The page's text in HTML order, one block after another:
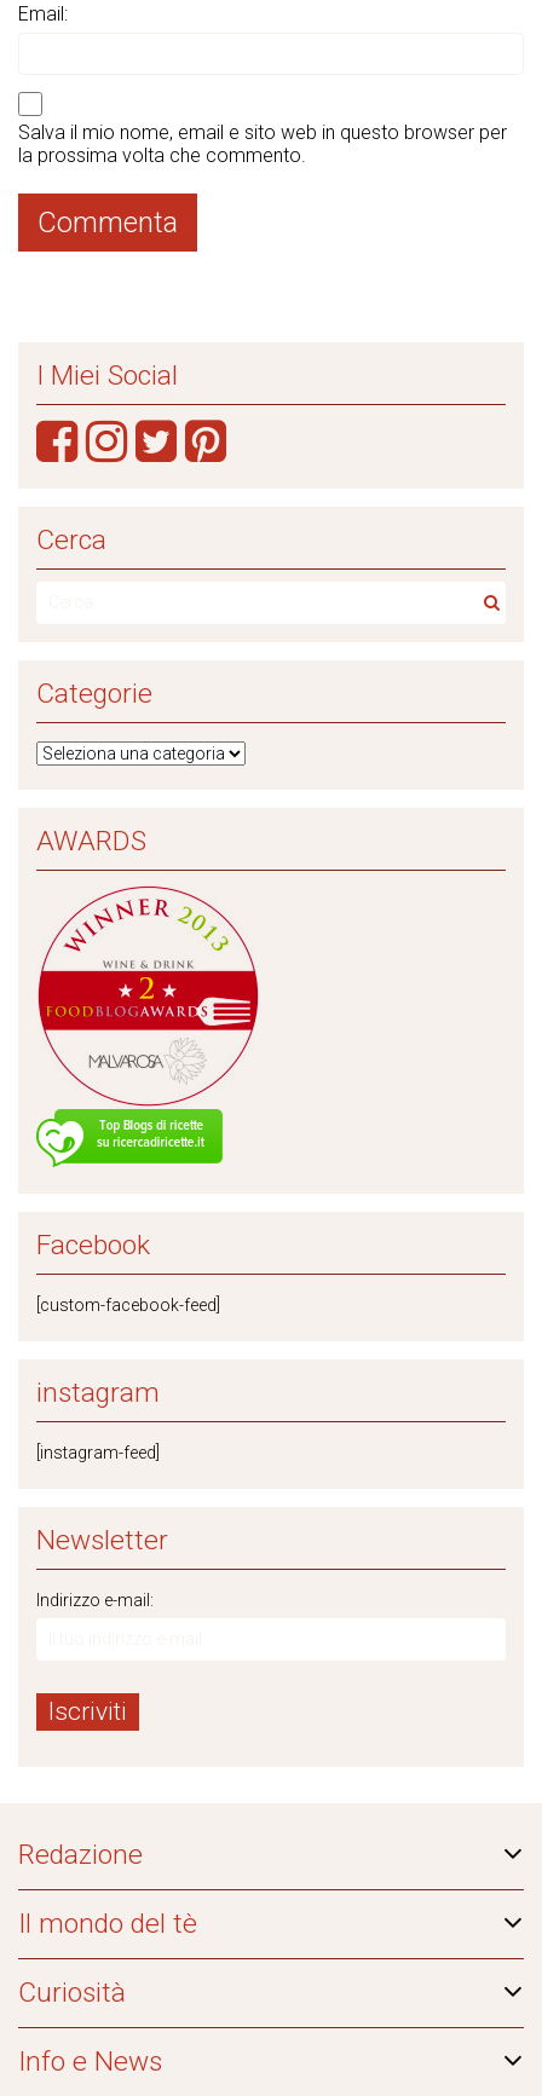
Email:
Salva il mio nome, email e sito web in questo browser per
la prossima volta che commento.
I Miei Social
Cerca
Categorie
AWARDS
Facebook
[custom-facebook-feed]
instagram
[instagram-feed]
Newsletter
Indirizzo e-mail:
Redazione
Il mondo del tè
Curiosità
Info e News